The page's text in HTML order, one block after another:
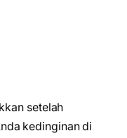
setelah
kedinginan di